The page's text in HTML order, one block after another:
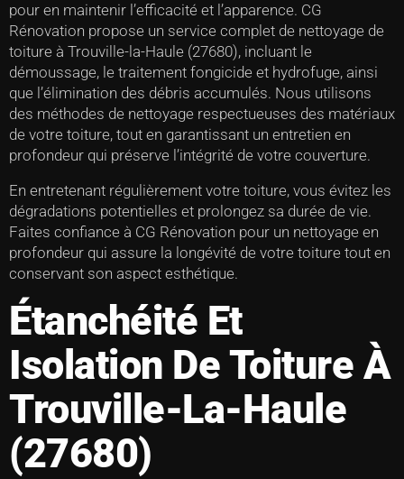
pour en maintenir l’efficacité et l’apparence. CG
Rénovation propose un service complet de nettoyage de
toiture à Trouville-la-Haule (27680), incluant le
démoussage, le traitement fongicide et hydrofuge, ainsi
que l’élimination des débris accumulés. Nous utilisons
des méthodes de nettoyage respectueuses des matériaux
de votre toiture, tout en garantissant un entretien en
profondeur qui préserve l’intégrité de votre couverture.
En entretenant régulièrement votre toiture, vous évitez les
dégradations potentielles et prolongez sa durée de vie.
Faites confiance à CG Rénovation pour un nettoyage en
profondeur qui assure la longévité de votre toiture tout en
conservant son aspect esthétique.
Étanchéité Et
Isolation De Toiture À
Trouville-La-Haule
(27680)